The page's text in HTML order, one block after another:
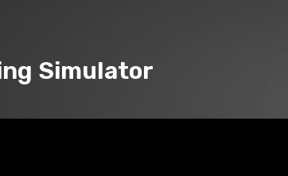
Simulator